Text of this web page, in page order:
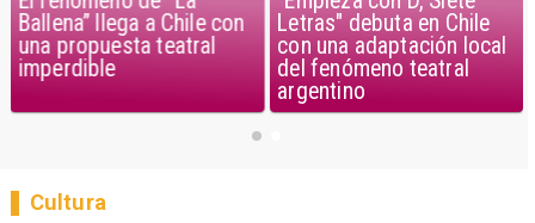
Ballena” llega a Chile con
una propuesta teatral
imperdible
Letras" debuta en Chile
con una adaptación local
del fenómeno teatral
argentino
Cultura